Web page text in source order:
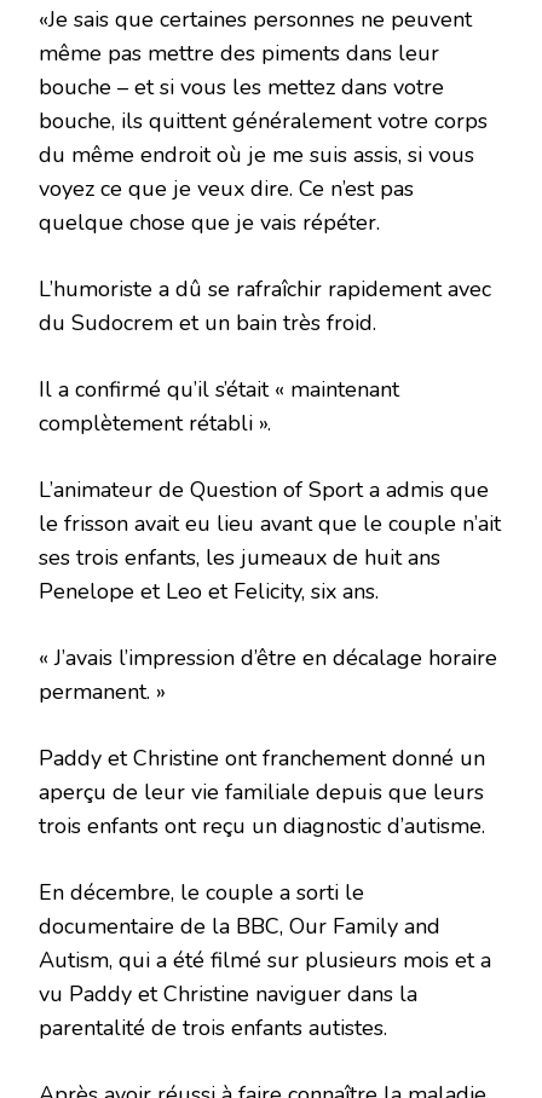
«Je sais que certaines personnes ne peuvent
même pas mettre des piments dans leur
bouche – et si vous les mettez dans votre
bouche, ils quittent généralement votre corps
du même endroit où je me suis assis, si vous
voyez ce que je veux dire. Ce n’est pas
quelque chose que je vais répéter.
L’humoriste a dû se rafraîchir rapidement avec
du Sudocrem et un bain très froid.
Il a confirmé qu’il s’était « maintenant
complètement rétabli ».
L’animateur de Question of Sport a admis que
le frisson avait eu lieu avant que le couple n’ait
ses trois enfants, les jumeaux de huit ans
Penelope et Leo et Felicity, six ans.
« J’avais l’impression d’être en décalage horaire
permanent. »
Paddy et Christine ont franchement donné un
aperçu de leur vie familiale depuis que leurs
trois enfants ont reçu un diagnostic d’autisme.
En décembre, le couple a sorti le
documentaire de la BBC, Our Family and
Autism, qui a été filmé sur plusieurs mois et a
vu Paddy et Christine naviguer dans la
parentalité de trois enfants autistes.